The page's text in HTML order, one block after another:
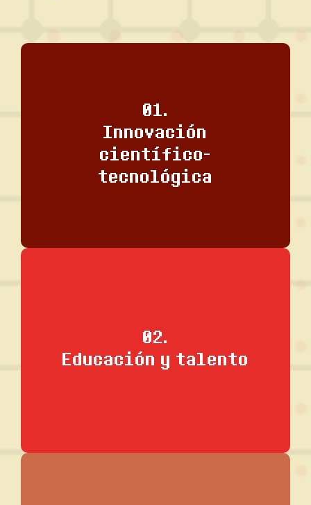
01.
Innovación
científico-
tecnológica
Desarrollamos sistemas autosuficientes de
energía, agricultura, agua, salud y hábitat que
reducen desperdicios y maximizan recursos,
útiles tanto en Marte como en comunidades
remotas o en crisis climática en la Tierra.
02.
Educación y talento
que requieren pensamiento interdisciplinario,
trabajo en equipo y creatividad, preparando a